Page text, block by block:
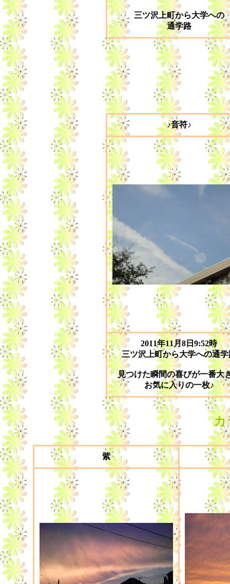
三ツ沢上町から大学への
通学路
♪音符♪
2011年11月8日9:52時
三ツ沢上町から大学への通学
見つけた瞬間の喜びが一番大
お気に入りの一枚♪
カ
紫